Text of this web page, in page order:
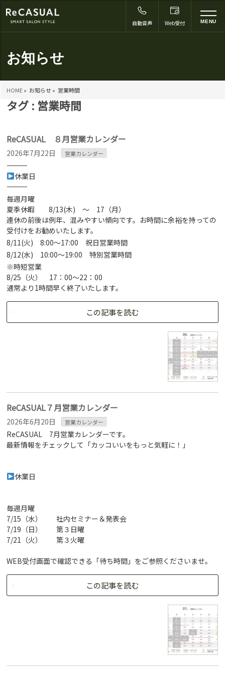
お知らせ
HOME» お知らせ » 営業時間
自動音声 Web受付 MENU
タグ : 営業時間
ReCASUAL ８月営業カレンダー
2026年7月22日 営業カレンダー
―――――――――――――
休業日
―――――――――――――
毎週月曜
夏季休暇 8/13(木) ～ 17（月）
連休の前後は例年、混みやすい傾向です。お時間に余裕を持っての
受付けをお勧めいたします。
8/11(火) 8:00～17:00 祝日営業時間
8/12(水) 10:00～19:00 特別営業時間
※時短営業
8/25（火） 17：00～22：00
通常より1時間早く終了いたします。
この記事を読む
ReCASUAL７月営業カレンダー
2026年6月20日 営業カレンダー
ReCASUAL 7月営業カレンダーです。
最新情報をチェックして「カッコいいをもっと気軽に！」
休業日
毎週月曜
7/15（水） 社内セミナー＆発表会
7/19（日） 第３日曜
7/21（火） 第３火曜
WEB受付画面で確認できる「待ち時間」をご参照くださいませ。
この記事を読む